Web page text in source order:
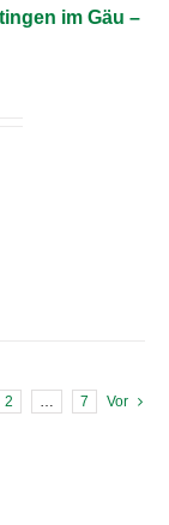
im Gäu –
2 7 Vor